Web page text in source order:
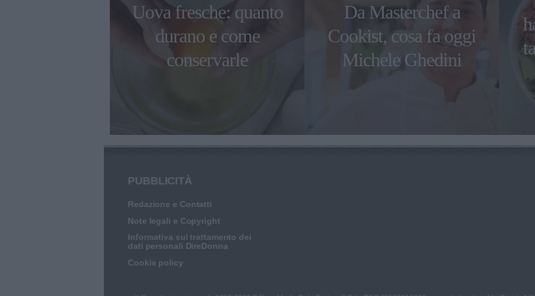
Uova fresche: quanto
durano e come
conservarle
Da Masterchef a
Cookist, cosa fa oggi
Michele Ghedini
PUBBLICITÀ
Redazione e Contatti
Note legali e Copyright
Informativa sul trattamento dei
dati personali DireDonna
Cookie policy